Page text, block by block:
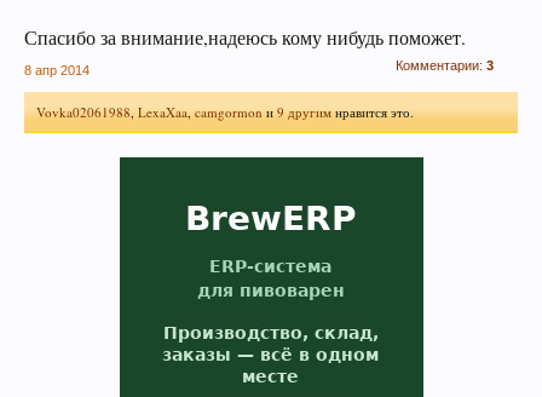
Спасибо за внимание,надеюсь кому нибудь поможет.
Комментарии: 3
8 апр 2014
Vovka02061988,LexaXaa,camgormonи9 другимнравится это.